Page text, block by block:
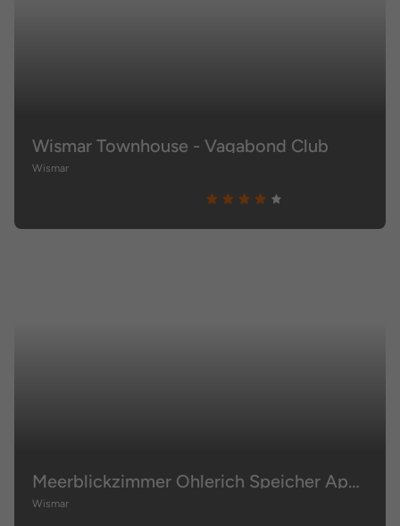
Wismar Townhouse - Vagabond Club
Wismar
Meerblickzimmer Ohlerich Speicher Appartement 13
Wismar